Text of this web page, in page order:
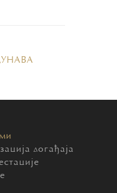
догађаја